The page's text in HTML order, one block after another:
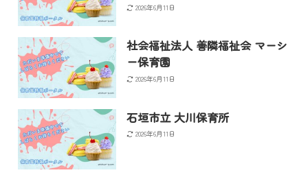
2026年6月11日
社会福祉法人 善隣福祉会 マーシ
ー保育園
2026年6月11日
石垣市立 大川保育所
2026年6月11日